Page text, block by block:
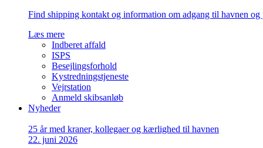
Find shipping kontakt og information om adgang til havnen og
Læs mere
Indberet affald
ISPS
Besejlingsforhold
Kystredningstjeneste
Vejrstation
Anmeld skibsanløb
Nyheder
25 år med kraner, kollegaer og kærlighed til havnen
22. juni 2026